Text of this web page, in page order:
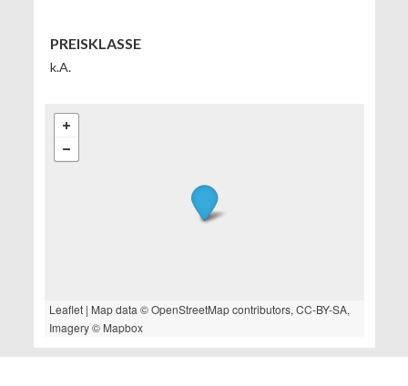
PREISKLASSE
k.A.
Leaflet| Map data ©OpenStreetMapcontributors, CC-BY-SA,
Imagery © Mapbox